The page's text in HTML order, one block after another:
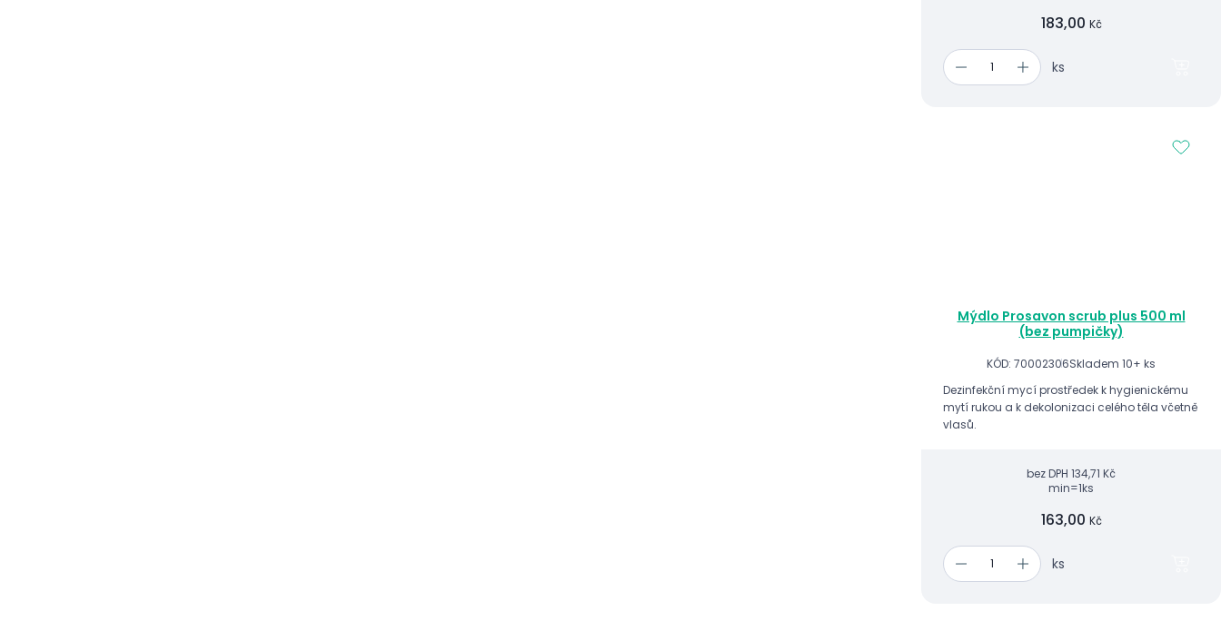
183,00 Kč
ks
Mýdlo Prosavon scrub plus 500 ml
(bez pumpičky)
KÓD: 70002306Skladem 10+ ks
Dezinfekční mycí prostředek k hygienickému
mytí rukou a k dekolonizaci celého těla včetně
vlasů.
bez DPH 134,71 Kč
min=1ks
163,00 Kč
ks